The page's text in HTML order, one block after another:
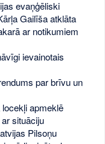
evaņģēliski
Gailīša atklāta
ar notikumiem
ievainotais
par brīvu un
apmeklē
situāciju
Pilsoņu